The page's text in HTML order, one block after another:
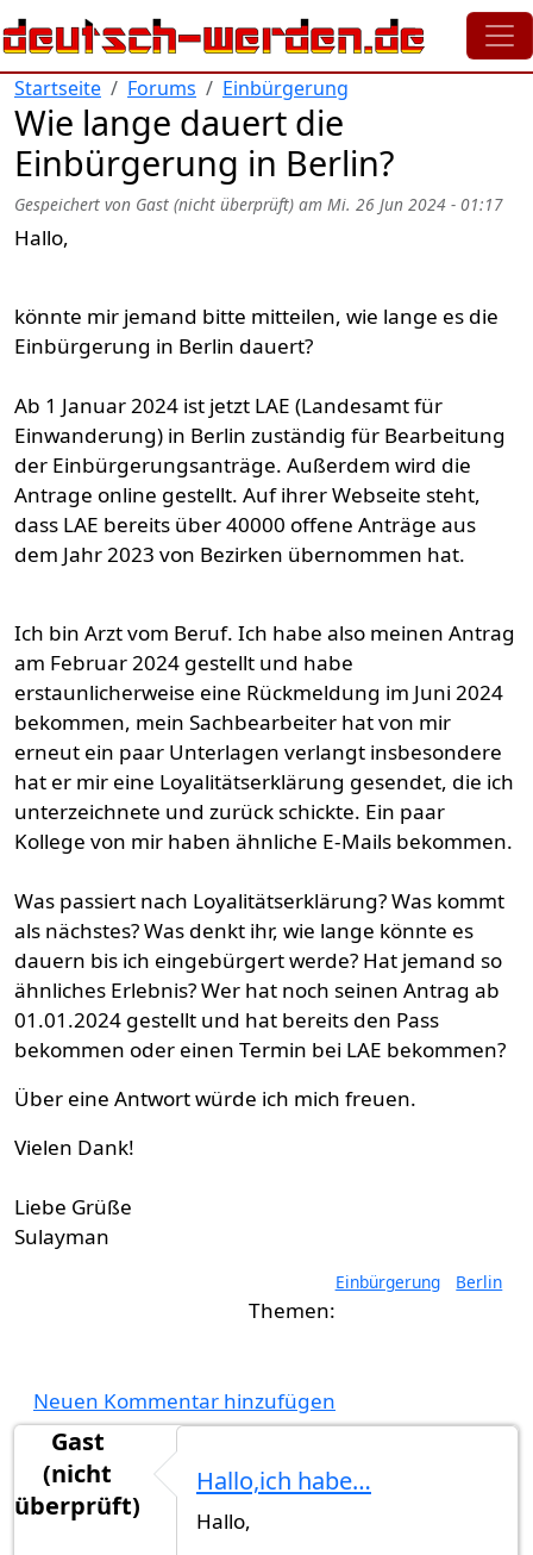
Direkt zum Inhalt
Startseite Forums Einbürgerung
Wie lange dauert die
Einbürgerung in Berlin?
Gespeichert von Gast (nicht überprüft) am Mi. 26 Jun 2024 - 01:17
Hallo,
könnte mir jemand bitte mitteilen, wie lange es die
Einbürgerung in Berlin dauert?
Ab 1 Januar 2024 ist jetzt LAE (Landesamt für
Einwanderung) in Berlin zuständig für Bearbeitung
der Einbürgerungsanträge. Außerdem wird die
Antrage online gestellt. Auf ihrer Webseite steht,
dass LAE bereits über 40000 offene Anträge aus
dem Jahr 2023 von Bezirken übernommen hat.
Ich bin Arzt vom Beruf. Ich habe also meinen Antrag
am Februar 2024 gestellt und habe
erstaunlicherweise eine Rückmeldung im Juni 2024
bekommen, mein Sachbearbeiter hat von mir
erneut ein paar Unterlagen verlangt insbesondere
hat er mir eine Loyalitätserklärung gesendet, die ich
unterzeichnete und zurück schickte. Ein paar
Kollege von mir haben ähnliche E-Mails bekommen.
Was passiert nach Loyalitätserklärung? Was kommt
als nächstes? Was denkt ihr, wie lange könnte es
dauern bis ich eingebürgert werde? Hat jemand so
ähnliches Erlebnis? Wer hat noch seinen Antrag ab
01.01.2024 gestellt und hat bereits den Pass
bekommen oder einen Termin bei LAE bekommen?
Über eine Antwort würde ich mich freuen.
Vielen Dank!
Liebe Grüße
Sulayman
Einbürgerung Berlin
Neuen Kommentar hinzufügen
Gast
(nicht
überprüft)
Hallo,ich habe…
Hallo,